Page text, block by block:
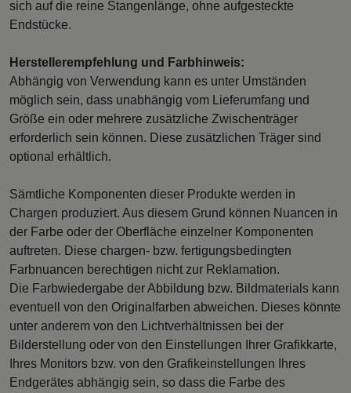
sich auf die reine Stangenlänge, ohne aufgesteckte
Endstücke.
Herstellerempfehlung und Farbhinweis:
Abhängig von Verwendung kann es unter Umständen
möglich sein, dass unabhängig vom Lieferumfang und
Größe ein oder mehrere zusätzliche Zwischenträger
erforderlich sein können. Diese zusätzlichen Träger sind
optional erhältlich.
Sämtliche Komponenten dieser Produkte werden in
Chargen produziert. Aus diesem Grund können Nuancen in
der Farbe oder der Oberfläche einzelner Komponenten
auftreten. Diese chargen- bzw. fertigungsbedingten
Farbnuancen berechtigen nicht zur Reklamation.
Die Farbwiedergabe der Abbildung bzw. Bildmaterials kann
eventuell von den Originalfarben abweichen. Dieses könnte
unter anderem von den Lichtverhältnissen bei der
Bilderstellung oder von den Einstellungen Ihrer Grafikkarte,
Ihres Monitors bzw. von den Grafikeinstellungen Ihres
Endgerätes abhängig sein, so dass die Farbe des